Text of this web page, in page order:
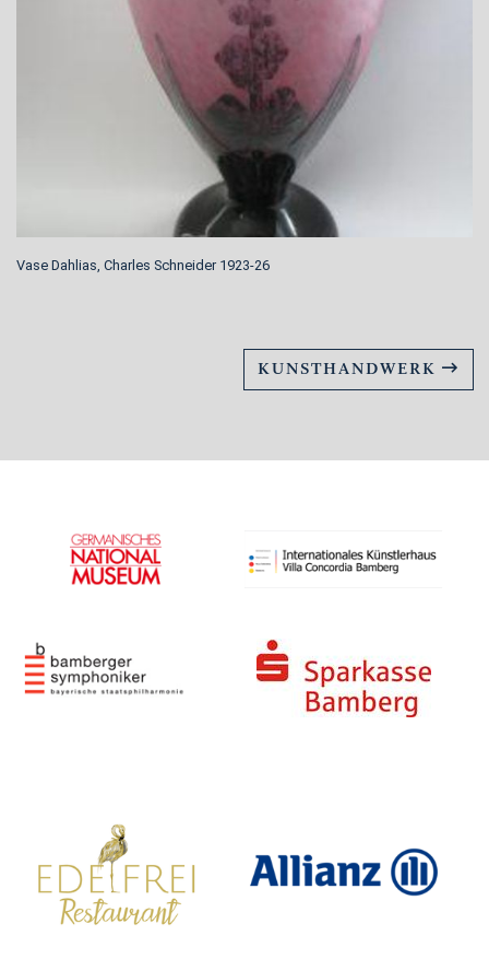
Vase Dahlias, Charles Schneider 1923-26
KUNSTHANDWERK